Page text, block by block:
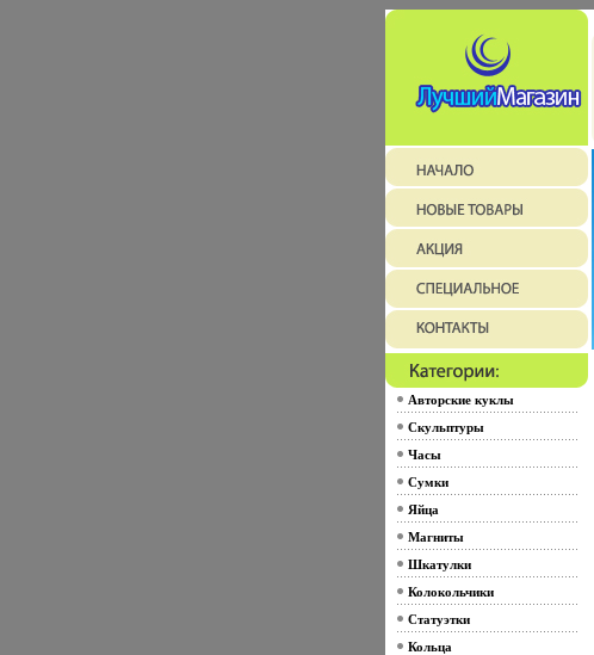
Авторские куклы
Скульптуры
Часы
Сумки
Яйца
Магниты
Шкатулки
Колокольчики
Статуэтки
Кольца